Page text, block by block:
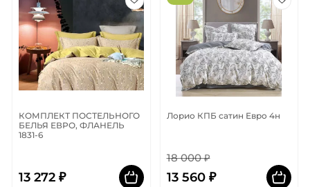
КОМПЛЕКТ ПОСТЕЛЬНОГО
БЕЛЬЯ ЕВРО, ФЛАНЕЛЬ
1831-6
13 272 ₽
Лорио КПБ сатин Евро 4н
18 000 ₽
13 560 ₽